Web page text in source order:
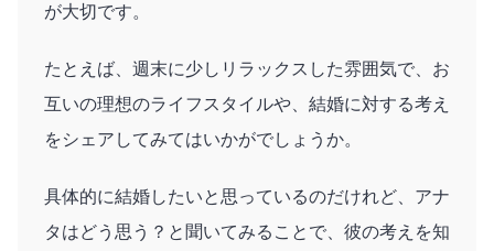
が大切です。
たとえば、週末に少しリラックスした雰囲気で、お
互いの理想のライフスタイルや、結婚に対する考え
をシェアしてみてはいかがでしょうか。
具体的に結婚したいと思っているのだけれど、アナ
タはどう思う？と聞いてみることで、彼の考えを知